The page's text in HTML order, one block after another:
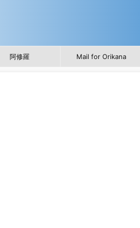
阿修羅 Mail for Orikana